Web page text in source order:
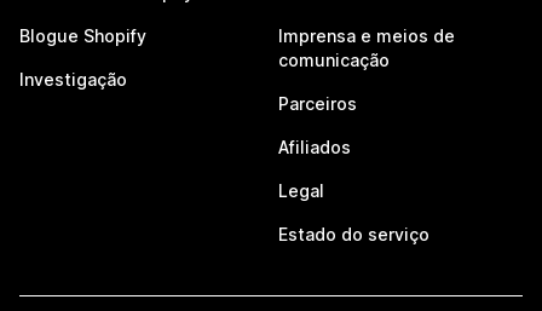
Blogue Shopify
Investigação
Imprensa e meios de
comunicação
Parceiros
Afiliados
Legal
Estado do serviço